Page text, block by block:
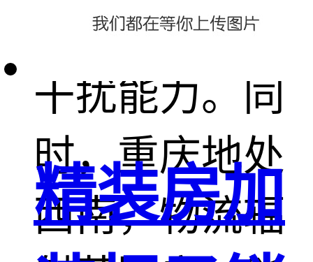
的稳定性和抗
干扰能力。同
时，重庆地处
西南，物流辐
精装房加